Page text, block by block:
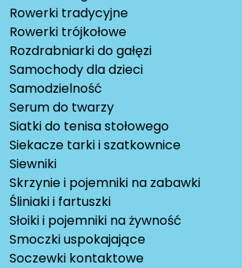
Rowerki tradycyjne
Rowerki trójkołowe
Rozdrabniarki do gałęzi
Samochody dla dzieci
Samodzielność
Serum do twarzy
Siatki do tenisa stołowego
Siekacze tarki i szatkownice
Siewniki
Skrzynie i pojemniki na zabawki
Śliniaki i fartuszki
Słoiki i pojemniki na żywność
Smoczki uspokajające
Soczewki kontaktowe